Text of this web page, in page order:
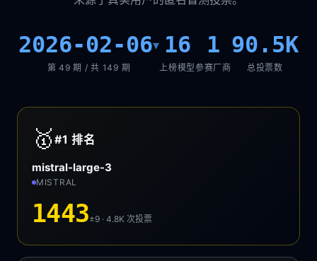
2026-02-06▾
第 49 期 / 共 149 期
16
上榜模型
1
参赛厂商
90.5K
总投票数
🥇 #1排名
mistral-large-3
MISTRAL
1443±9 · 4.8K次投票